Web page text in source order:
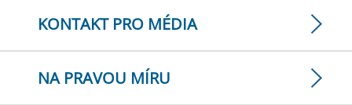
KONTAKT PRO MÉDIA
NA PRAVOU MÍRU